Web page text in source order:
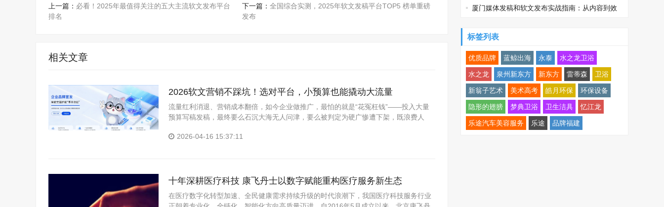
上一篇： 必看！2025年最值得关注的五大主流软文发布平台
排名
下一篇： 全国综合实测，2025年软文发稿平台TOP5 榜单重磅
发布
相关文章
2026软文营销不踩坑！选对平台，小预算也能撬动大流量
流量红利消退、营销成本翻倍，如今企业做推广，最怕的就是“花冤枉钱”——投入大量
预算写稿发稿，最终要么石沉大海无人问津，要么被判定为硬广惨遭下架，既浪费人
质软文...
2026-04-16 15:37:11
十年深耕医疗科技 康飞丹士以数字赋能重构医疗服务新生态
在医疗数字化转型加速、全民健康需求持续升级的时代浪潮下，我国医疗科技服务行业
鸡可乐邀您观战
厦门媒体发稿和软文发布实战指南：从内容到效
标签列表
优质品牌 蓝鲸出海 永泰 水之龙卫浴
水之龙 泉州新东方 新东方 雷蒂森 卫浴
新翁子艺术 美术高考 皓月环保 环保设备
隐形的翅膀 梦典卫浴 卫生洁具 忆江龙
乐途汽车美容服务 乐途 品牌福建